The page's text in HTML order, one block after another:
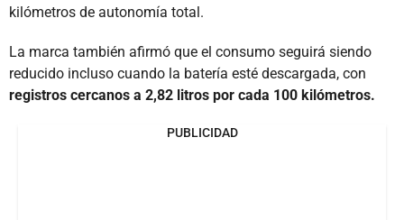
kilómetros de autonomía total.
La marca también afirmó que el consumo seguirá siendo
reducido incluso cuando la batería esté descargada, con
registros cercanos a 2,82 litros por cada 100 kilómetros.
PUBLICIDAD